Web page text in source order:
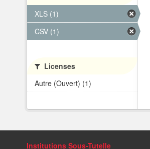
XLS (1)
CSV (1)
Licenses
Autre (Ouvert) (1)
Institutions Sous-Tutelle